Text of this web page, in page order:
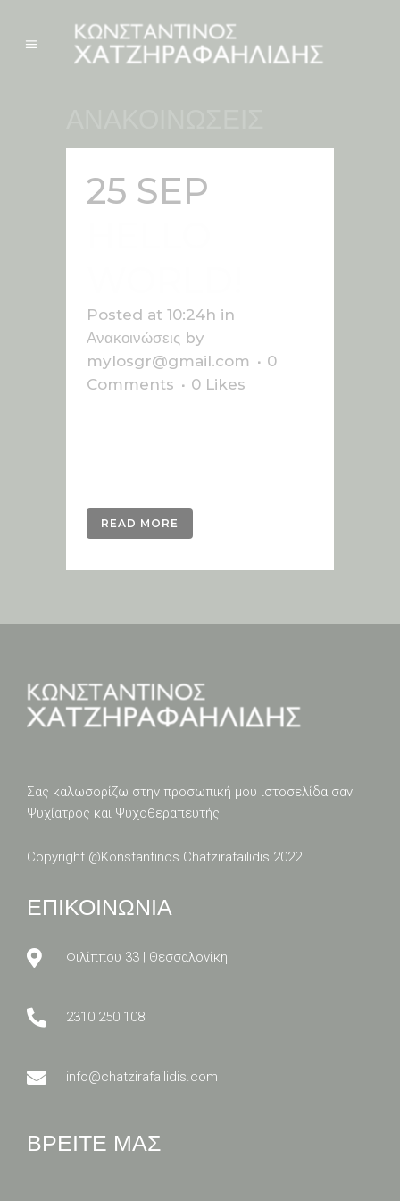
25 SEP
Posted at 10:24h in
Ανακοινώσεις by
mylosgr@gmail.com
0
Comments
0 Likes
READ MORE
Σας καλωσορίζω στην προσωπική μου ιστοσελίδα σαν
Ψυχίατρος και Ψυχοθεραπευτής
Copyright @Konstantinos Chatzirafailidis 2022
ΕΠΙΚΟΙΝΩΝΙΑ
Φιλίππου 33 | Θεσσαλονίκη
2310 250 108
info@chatzirafailidis.com
ΒΡΕΙΤΕ ΜΑΣ